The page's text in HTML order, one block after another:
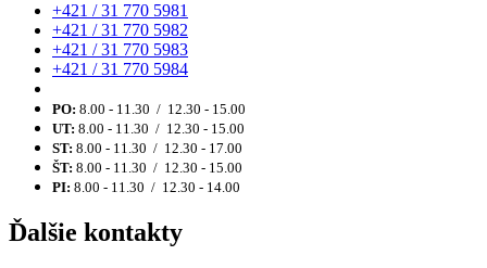
+421 / 31 770 5981
+421 / 31 770 5982
+421 / 31 770 5983
+421 / 31 770 5984
PO: 8.00 - 11.30 / 12.30 - 15.00
UT: 8.00 - 11.30 / 12.30 - 15.00
ST: 8.00 - 11.30 / 12.30 - 17.00
ŠT: 8.00 - 11.30 / 12.30 - 15.00
PI: 8.00 - 11.30 / 12.30 - 14.00
Ďalšie kontakty